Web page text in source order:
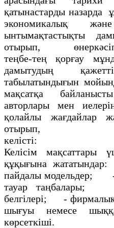
қатынастарды
экономикалық
ынтымақтастықты
отырып, өнеркәсіп
теңбе-тең қорғау
дамытудың
табылатындығын
мақсатқа
авторлары мен
қолайлы жағдайлар
отырып,
келісті:
Келісім мақсаттары
құқығына
пайдалы модельдер; -
тауар
белгілері; -
шығуы немесе